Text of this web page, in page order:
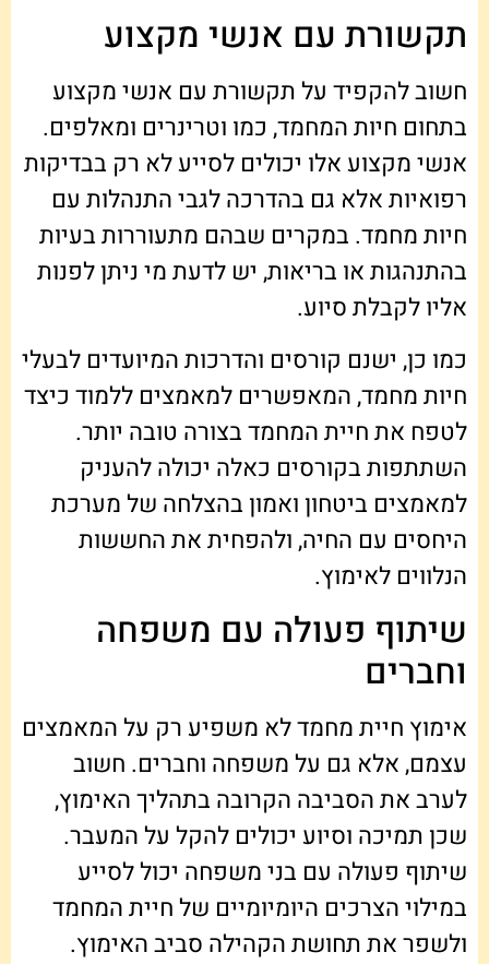
תקשורת עם אנשי מקצוע
חשוב להקפיד על תקשורת עם אנשי מקצוע
בתחום חיות המחמד, כמו וטרינרים ומאלפים.
אנשי מקצוע אלו יכולים לסייע לא רק בבדיקות
רפואיות אלא גם בהדרכה לגבי התנהלות עם
חיות מחמד. במקרים שבהם מתעוררות בעיות
בהתנהגות או בריאות, יש לדעת מי ניתן לפנות
אליו לקבלת סיוע.
כמו כן, ישנם קורסים והדרכות המיועדים לבעלי
חיות מחמד, המאפשרים למאמצים ללמוד כיצד
לטפח את חיית המחמד בצורה טובה יותר.
השתתפות בקורסים כאלה יכולה להעניק
למאמצים ביטחון ואמון בהצלחה של מערכת
היחסים עם החיה, ולהפחית את החששות
הנלווים לאימוץ.
שיתוף פעולה עם משפחה
וחברים
אימוץ חיית מחמד לא משפיע רק על המאמצים
עצמם, אלא גם על משפחה וחברים. חשוב
לערב את הסביבה הקרובה בתהליך האימוץ,
שכן תמיכה וסיוע יכולים להקל על המעבר.
שיתוף פעולה עם בני משפחה יכול לסייע
במילוי הצרכים היומיומיים של חיית המחמד
ולשפר את תחושת הקהילה סביב האימוץ.